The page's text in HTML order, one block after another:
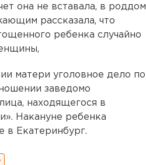
она не вставала, в роддом
рассказала, что
ребенка случайно
матери уголовное дело по
заведомо
находящегося в
Накануне ребенка
в Екатеринбург.